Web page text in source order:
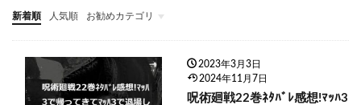
新着順 人気順 お勧めカテゴリ
#ジョジョ特集
#ジョジョのキャラクター紹介
#ジョジョランキング
#ジョジョアニメ
#ジョジョランズ
#岸辺露伴は動かない
#ジョジョ小説
2023年3月3日
2024年11月7日
呪術廻戦22巻ﾈﾀﾊﾞﾚ感想!ﾏｯﾊ3